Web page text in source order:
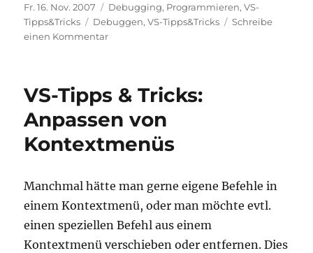
Veröffentlicht
am
Fr. 16. Nov. 2007 Kategorien
Debugging, Programmieren,VS-
Tipps&Tricks
Schlagwörter
Debuggen,VS-Tipps&Tricks
Schreibe
einen Kommentarzu
Tricks:
die
zweite…
VS-Tipps & Tricks:
Anpassen von
Kontextmenüs
Manchmal hätte man gerne eigene Befehle in
einem Kontextmenü, oder man möchte evtl.
einen speziellen Befehl aus einem
Kontextmenü verschieben oder entfernen. Dies